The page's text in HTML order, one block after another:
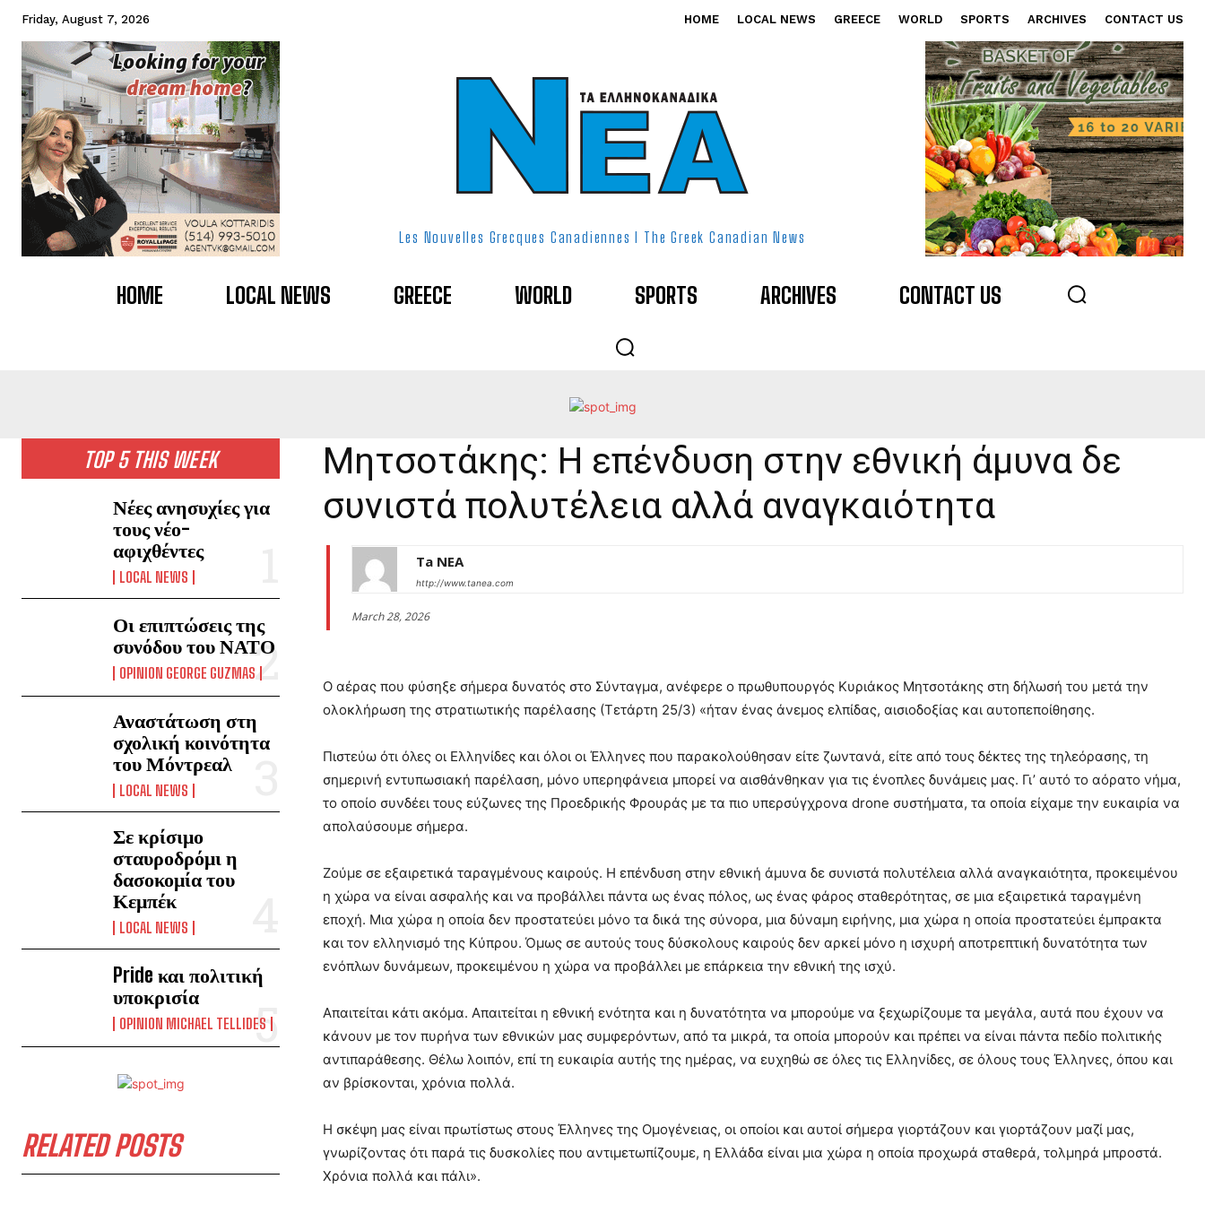
Friday, August 7, 2026 HOME LOCAL NEWS GREECE WORLD SPORTS ARCHIVES CONTACT US
Les Nouvelles Grecques Canadiennes I The Greek Canadian News
HOME LOCAL NEWS GREECE WORLD SPORTS ARCHIVES CONTACT US
TOP 5 THIS WEEK
Νέες ανησυχίες για
τους νέο-
αφιχθέντες
LOCAL NEWS
Οι επιπτώσεις της
συνόδου του ΝΑΤΟ
OPINION GEORGE GUZMAS
Αναστάτωση στη
σχολική κοινότητα
του Μόντρεαλ
LOCAL NEWS
Σε κρίσιμο
σταυροδρόμι η
δασοκομία του
Κεμπέκ
LOCAL NEWS
Pride και πολιτική
υποκρισία
OPINION MICHAEL TELLIDES
RELATED POSTS
Μητσοτάκης: Η επένδυση στην εθνική άμυνα δε
συνιστά πολυτέλεια αλλά αναγκαιότητα
Ta NEA
http://www.tanea.com
March 28, 2026
Ο αέρας που φύσηξε σήμερα δυνατός στο Σύνταγμα, ανέφερε ο πρωθυπουργός Κυριάκος Μητσοτάκης στη δήλωσή του μετά την
ολοκλήρωση της στρατιωτικής παρέλασης (Τετάρτη 25/3) «ήταν ένας άνεμος ελπίδας, αισιοδοξίας και αυτοπεποίθησης.
Πιστεύω ότι όλες οι Ελληνίδες και όλοι οι Έλληνες που παρακολούθησαν είτε ζωντανά, είτε από τους δέκτες της τηλεόρασης, τη
σημερινή εντυπωσιακή παρέλαση, μόνο υπερηφάνεια μπορεί να αισθάνθηκαν για τις ένοπλες δυνάμεις μας. Γι’ αυτό το αόρατο νήμα,
το οποίο συνδέει τους εύζωνες της Προεδρικής Φρουράς με τα πιο υπερσύγχρονα drone συστήματα, τα οποία είχαμε την ευκαιρία να
απολαύσουμε σήμερα.
Ζούμε σε εξαιρετικά ταραγμένους καιρούς. Η επένδυση στην εθνική άμυνα δε συνιστά πολυτέλεια αλλά αναγκαιότητα, προκειμένου
η χώρα να είναι ασφαλής και να προβάλλει πάντα ως ένας πόλος, ως ένας φάρος σταθερότητας, σε μια εξαιρετικά ταραγμένη
εποχή. Μια χώρα η οποία δεν προστατεύει μόνο τα δικά της σύνορα, μια δύναμη ειρήνης, μια χώρα η οποία προστατεύει έμπρακτα
και τον ελληνισμό της Κύπρου. Όμως σε αυτούς τους δύσκολους καιρούς δεν αρκεί μόνο η ισχυρή αποτρεπτική δυνατότητα των
ενόπλων δυνάμεων, προκειμένου η χώρα να προβάλλει με επάρκεια την εθνική της ισχύ.
Απαιτείται κάτι ακόμα. Απαιτείται η εθνική ενότητα και η δυνατότητα να μπορούμε να ξεχωρίζουμε τα μεγάλα, αυτά που έχουν να
κάνουν με τον πυρήνα των εθνικών μας συμφερόντων, από τα μικρά, τα οποία μπορούν και πρέπει να είναι πάντα πεδίο πολιτικής
αντιπαράθεσης. Θέλω λοιπόν, επί τη ευκαιρία αυτής της ημέρας, να ευχηθώ σε όλες τις Ελληνίδες, σε όλους τους Έλληνες, όπου και
αν βρίσκονται, χρόνια πολλά.
Η σκέψη μας είναι πρωτίστως στους Έλληνες της Ομογένειας, οι οποίοι και αυτοί σήμερα γιορτάζουν και γιορτάζουν μαζί μας,
γνωρίζοντας ότι παρά τις δυσκολίες που αντιμετωπίζουμε, η Ελλάδα είναι μια χώρα η οποία προχωρά σταθερά, τολμηρά μπροστά.
Χρόνια πολλά και πάλι».